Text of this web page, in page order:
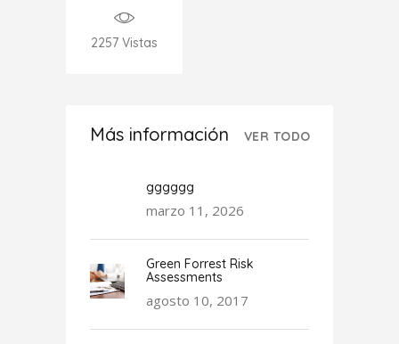
2257 Vistas
Más información VER TODO
gggggg
marzo 11, 2026
Green Forrest Risk
Assessments
agosto 10, 2017